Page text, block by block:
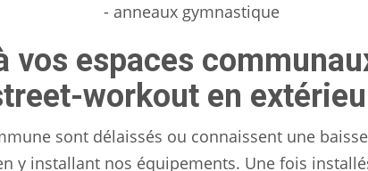
- anneaux gymnastique
vos espaces
workout en
sont délaissés ou connaissent une
y installant nos équipements. Une fois